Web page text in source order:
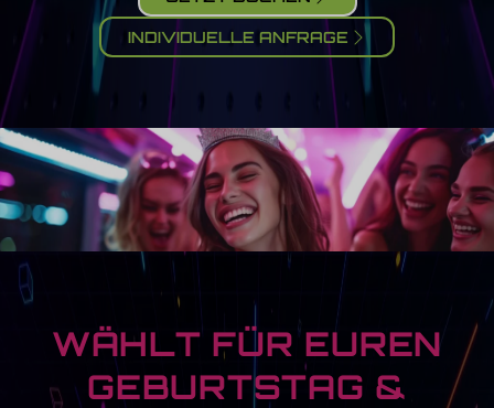
INDIVIDUELLE ANFRAGE
WÄHLT FÜR EUREN
GEBURTSTAG &